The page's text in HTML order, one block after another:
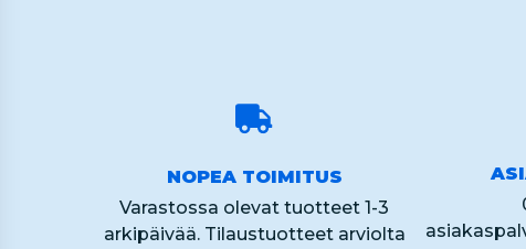
NOPEA TOIMITUS
Varastossa olevat tuotteet 1-3
arkipäivää. Tilaustuotteet arviolta